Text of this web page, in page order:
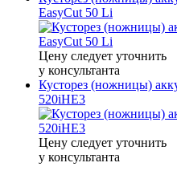
EasyCut 50 Li
Цену следует уточнить
у консультанта
Кусторез (ножницы)
520iHE3
Цену следует уточнить
у консультанта